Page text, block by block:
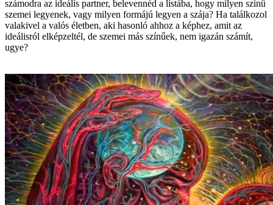
számodra az ideális partner, belevennéd a listába, hogy milyen színű
szemei legyenek, vagy milyen formájú legyen a szája? Ha találkozol
valakivel a valós életben, aki hasonló ahhoz a képhez, amit az
ideálisról elképzeltél, de szemei más színűek, nem igazán számít,
ugye?